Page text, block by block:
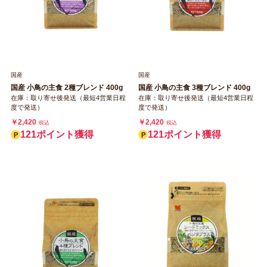
国産
国産 小鳥の主食 2種ブレンド 400g
在庫：取り寄せ後発送（最短4営業日程
度で発送）
￥2,420 税込
121ポイント獲得
国産
国産 小鳥の主食 3種ブレンド 400g
在庫：取り寄せ後発送（最短4営業日程
度で発送）
￥2,420 税込
121ポイント獲得